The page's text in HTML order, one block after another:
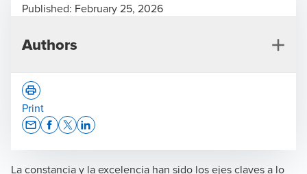
La constancia y la excelencia han sido los ejes claves a lo
Published: February 25, 2026
Authors
Print